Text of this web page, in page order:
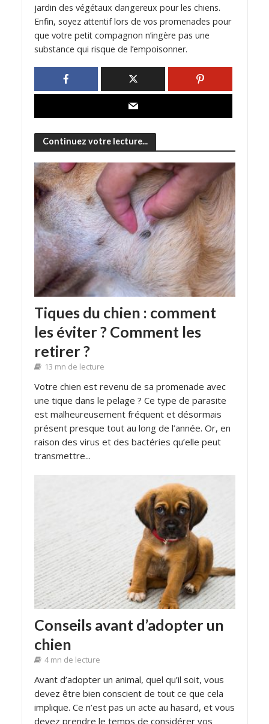
jardin des végétaux dangereux pour les chiens.
Enfin, soyez attentif lors de vos promenades pour
que votre petit compagnon n’ingère pas une
substance qui risque de l’empoisonner.
Continuez votre lecture...
Tiques du chien : comment
les éviter ? Comment les
retirer ?
13 mn de lecture
Votre chien est revenu de sa promenade avec
une tique dans le pelage ? Ce type de parasite
est malheureusement fréquent et désormais
présent presque tout au long de l’année. Or, en
raison des virus et des bactéries qu’elle peut
transmettre...
Conseils avant d’adopter un
chien
4 mn de lecture
Avant d’adopter un animal, quel qu’il soit, vous
devez être bien conscient de tout ce que cela
implique. Ce n’est pas un acte au hasard, et vous
devez prendre le temps de considérer vos